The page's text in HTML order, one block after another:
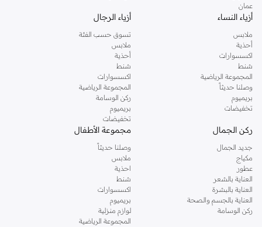
عمان
أزياء النساء
ملابس
أحذية
اكسسوارات
شنط
المجموعة الرياضية
وصلنا حديثاً
بريميوم
تخفيضات
أزياء الرجال
تسوق حسب الفئة
ملابس
أحذية
شنط
اكسسوارات
المجموعة الرياضية
ركن الوسامة
بريميوم
تخفيضات
ركن الجمال
جديد الجمال
مكياج
عطور
العناية بالشعر
العناية بالبشرة
العناية بالجسم والصحة
ركن الوسامة
مجموعة الأطفال
وصلنا حديثاً
ملابس
احذية
شنط
اكسسوارات
بريميوم
لوازم منزلية
المجموعة الرياضية